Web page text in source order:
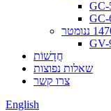
GC-
GC-
GV-
חֲדָשׁוֹת
שאלות נפוצות
צרו קשר
English